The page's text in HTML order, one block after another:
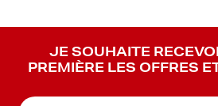
JE SOUHAITE
PREMIÈRE LES OFFRES